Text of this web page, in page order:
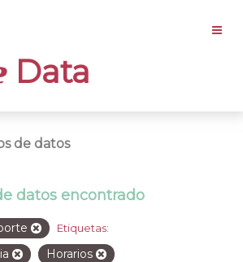
Data
de datos
datos encontrado
Etiquetas:
Horarios